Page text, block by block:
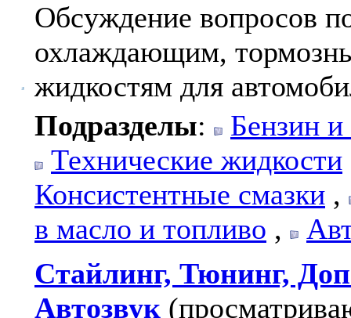
Обсуждение вопросов
охлаждающим,
жидкостям для
Подразделы:
Бензин
Технические жидкости
Консистентные смазки ,
в масло и топливо ,
Стайлинг, Тюнинг,
Автозвук